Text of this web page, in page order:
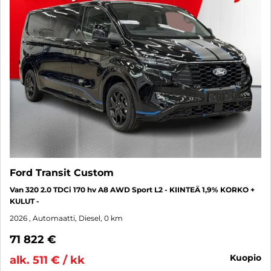
Ford Transit Custom
Van 320 2.0 TDCi 170 hv A8 AWD Sport L2 - KIINTEÄ 1,9% KORKO +
KULUT -
2026 , Automaatti, Diesel, 0 km
71 822 €
alk. 511 € / kk
kuopio